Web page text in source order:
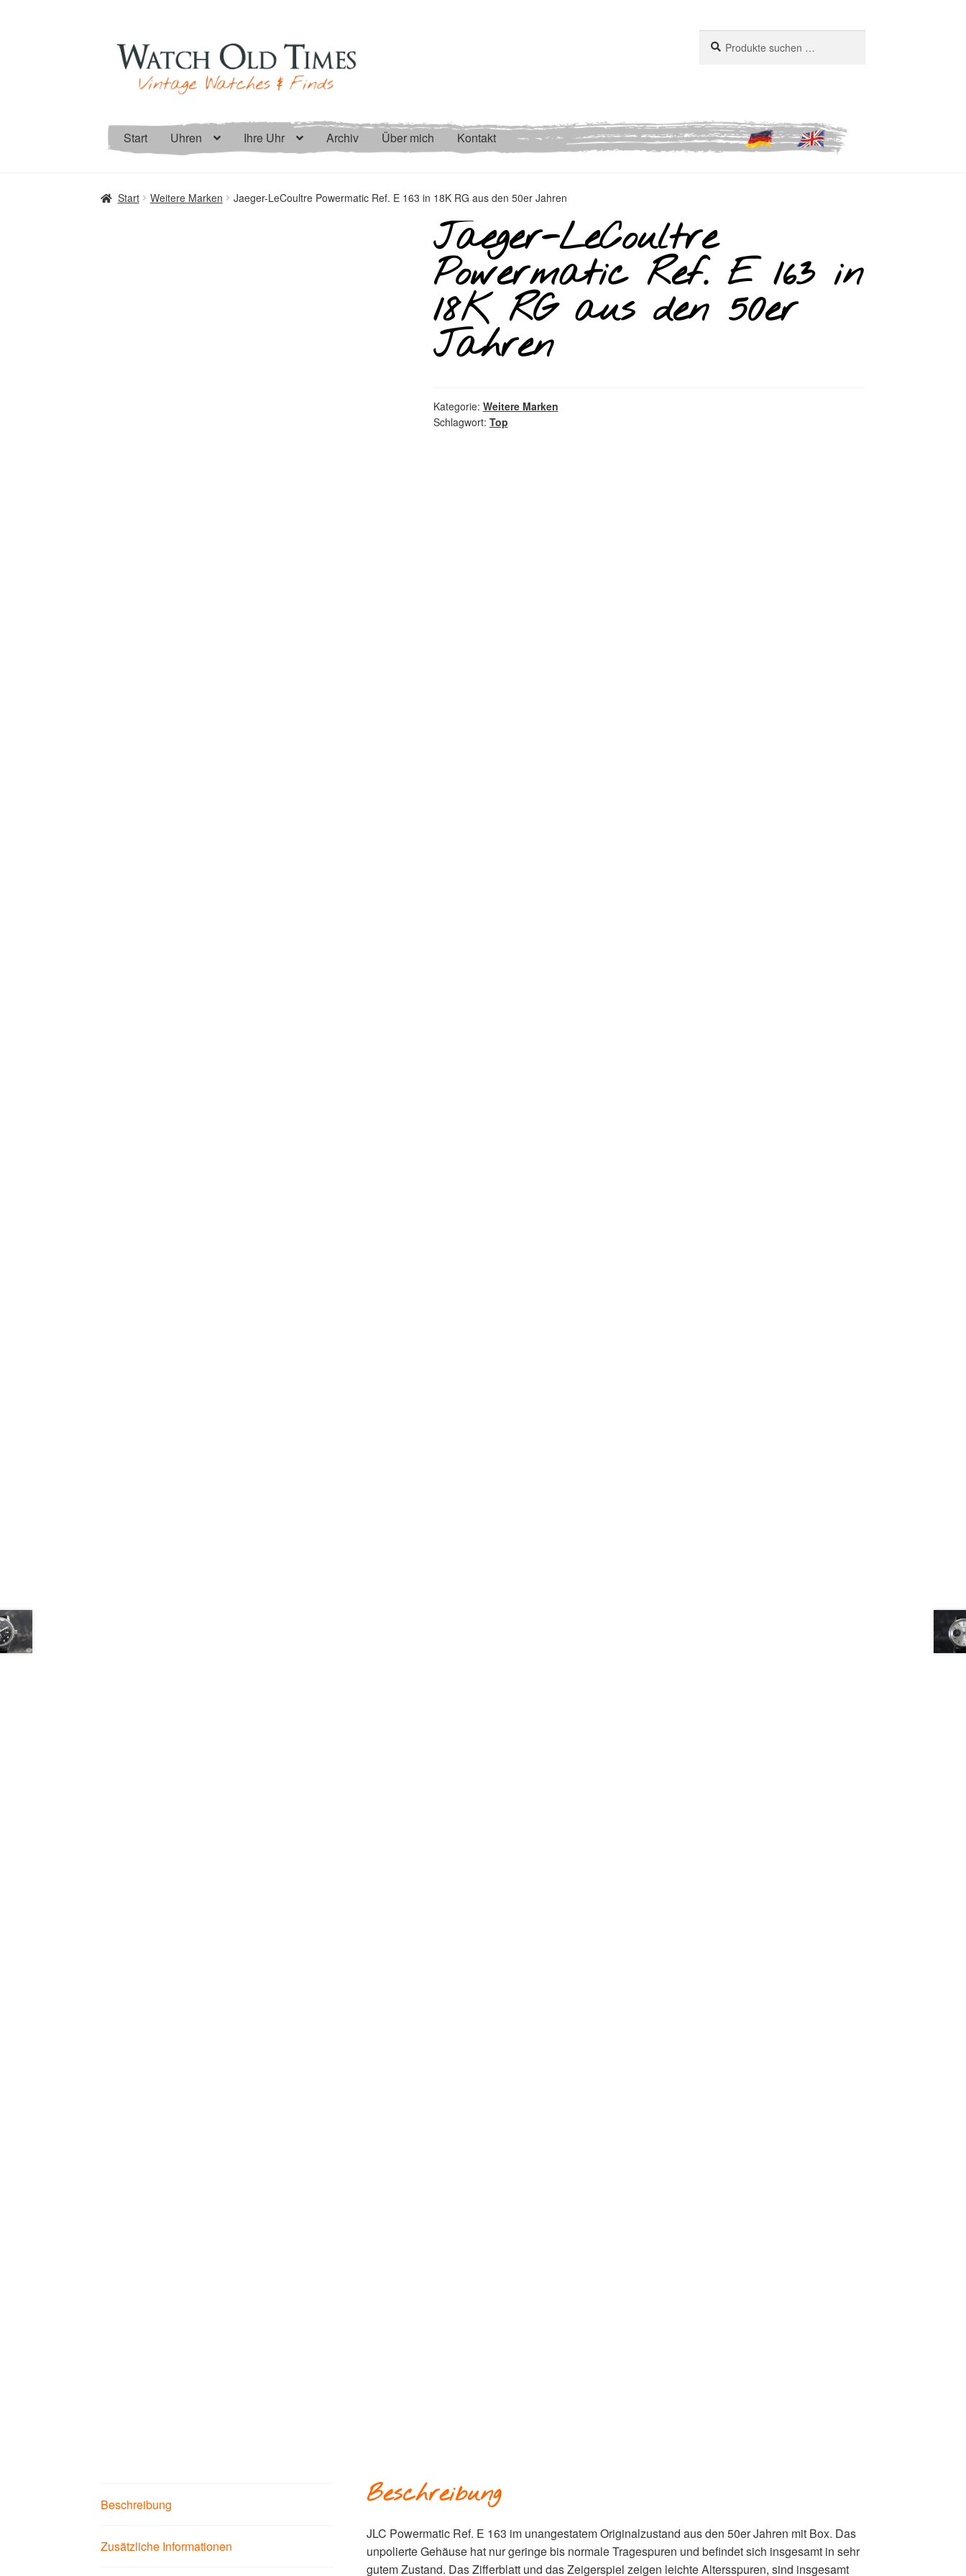
Navigation
springen
Inhalt
springen
nach:
Start Uhren Ihre Uhr Archiv Über mich Kontakt
Start Weitere Marken Jaeger-LeCoultre Powermatic Ref. E 163 in 18K RG aus den 50er Jahren
Jaeger-LeCoultre
Powermatic Ref. E 163 in
18K RG aus den 50er
Jahren
Kategorie: Weitere Marken
Schlagwort: Top
Beschreibung
Zusätzliche Informationen
Beschreibung
JLC Powermatic Ref. E 163 im unangestatem Originalzustand aus den 50er Jahren mit Box. Das
unpolierte Gehäuse hat nur geringe bis normale Tragespuren und befindet sich insgesamt in sehr
gutem Zustand. Das Zifferblatt und das Zeigerspiel zeigen leichte Altersspuren, sind insgesamt